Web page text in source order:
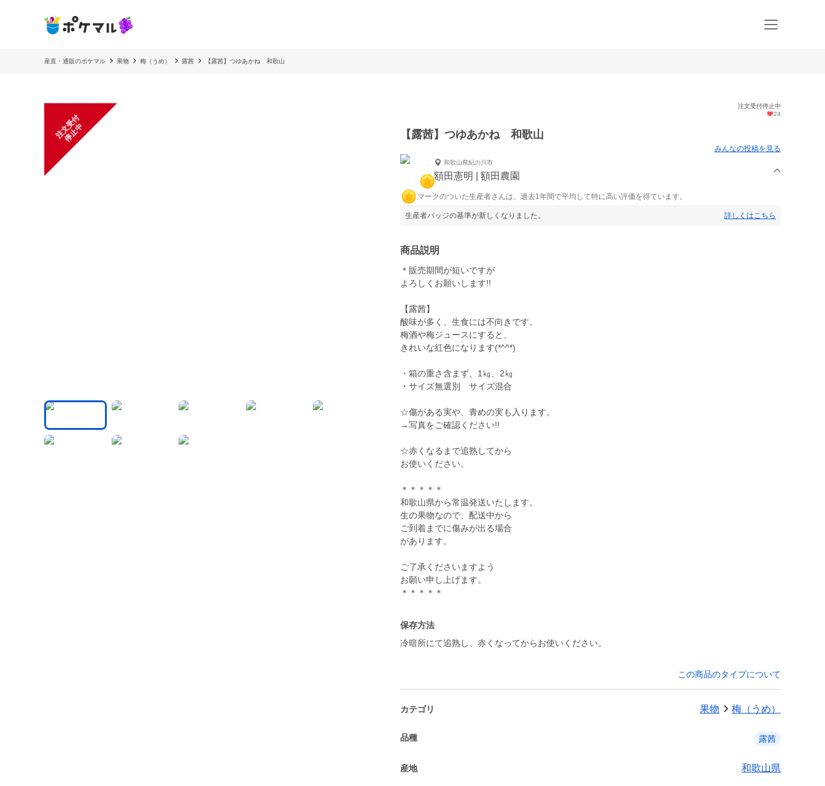
産直・通販のポケマル 果物 梅（うめ） 露茜 【露茜】つゆあかね 和歌山
注
文
受
付
停
止
中
注文受付停止中
24
【露茜】つゆあかね 和歌山
みんなの投稿を見る
和歌山県紀の川市
額田憲明 | 額田農園
マークのついた生産者さんは、過去1年間で平均して特に高い評価を得ています。
生産者バッジの基準が新しくなりました。 詳しくはこちら
商品説明
＊販売期間が短いですが
よろしくお願いします!!
【露茜】
酸味が多く、生食には不向きです。
梅酒や梅ジュースにすると、
きれいな紅色になります(*^^*)
・箱の重さ含まず、1㎏、2㎏
・サイズ無選別 サイズ混合
☆傷がある実や、青めの実も入ります。
→写真をご確認ください!!
☆赤くなるまで追熟してから
お使いください。
＊＊＊＊＊
和歌山県から常温発送いたします。
生の果物なので、配送中から
ご到着までに傷みが出る場合
があります。
ご了承くださいますよう
お願い申し上げます。
＊＊＊＊＊
保存方法
冷暗所にて追熟し、赤くなってからお使いください。
この商品のタイプについて
カテゴリ 果物 梅（うめ）
品種 露茜
産地 和歌山県